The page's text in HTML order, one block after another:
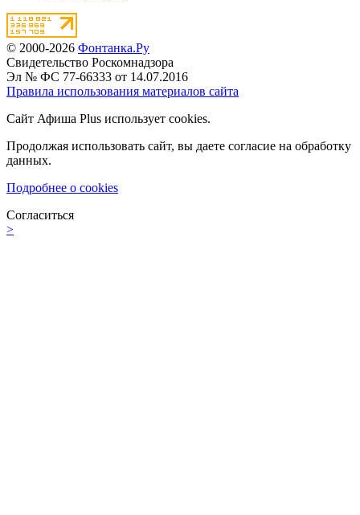
© 2000-2026 Фонтанка.Ру
Свидетельство Роскомнадзора
Эл № ФС 77-66333 от 14.07.2016
Правила использования материалов сайта
Сайт Афиша Plus использует cookies.
Продолжая использовать сайт, вы даете согласие на обработку
данных.
Подробнее о cookies
Согласиться
>